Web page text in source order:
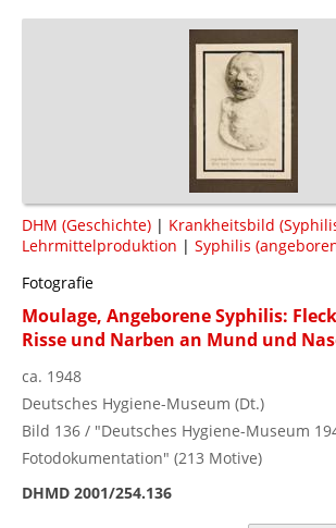
DHM (Geschichte) | Krankheitsbild
Lehrmittelproduktion | Syphilis
Fotografie
Moulage, Angeborene Syphilis:
Risse und Narben an Mund und
ca. 1948
Deutsches Hygiene-Museum (Dt.)
Bild 136 / "Deutsches Hygiene-Museum
Fotodokumentation" (213 Motive)
DHMD 2001/254.136